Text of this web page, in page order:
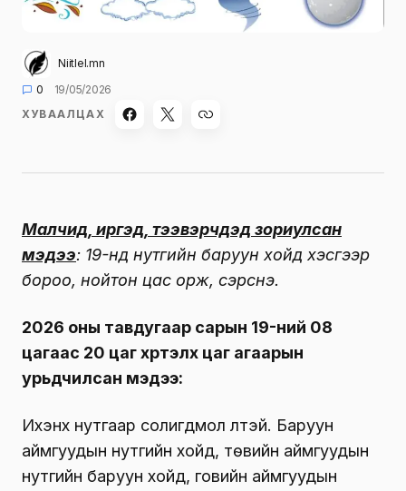
Niitlel.mn
0
19/05/2026
ХУВААЛЦАХ
Малчид, иргэд, тээвэрчдэд зориулсан
мэдээ: 19-нд нутгийн баруун хойд хэсгээр
бороо, нойтон цас орж, сэрүүснэ.
2026 оны тавдугаар сарын 19-ний 08
цагаас 20 цаг хүртэлх цаг агаарын
урьдчилсан мэдээ:
Ихэнх нутгаар солигдмол үүлтэй. Баруун
аймгуудын нутгийн хойд, төвийн аймгуудын
нутгийн баруун хойд, говийн аймгуудын